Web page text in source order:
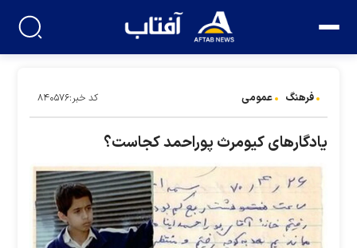
فرهنگ عمومی کد خبر:۸۴۰۵۷۶
یادگار‌های کیومرث پوراحمد کجاست؟